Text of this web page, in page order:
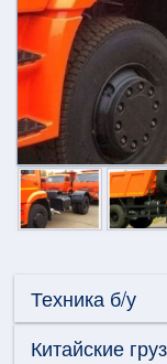
Техника б/у
Китайские